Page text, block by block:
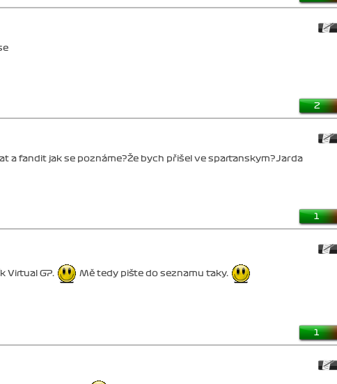
2
a fandit jak se poznáme?Že bych přišel ve spartanskym?Jarda
1
Virtual GP. Mě tedy pište do seznamu taky.
1